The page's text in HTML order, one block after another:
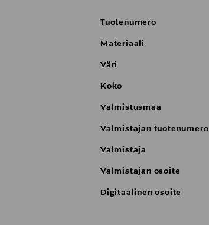
Tuotenumero
Materiaali
Väri
Koko
Valmistusmaa
Valmistajan tuotenumero
Valmistaja
Valmistajan osoite
Digitaalinen osoite